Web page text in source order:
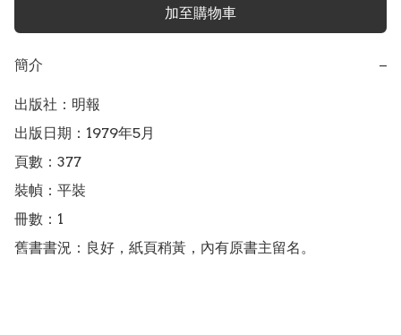
加至購物車
簡介 −
出版社：明報
出版日期：1979年5月
頁數：377
裝幀：平裝
冊數：1
舊書書況：良好，紙頁稍黃，內有原書主留名。